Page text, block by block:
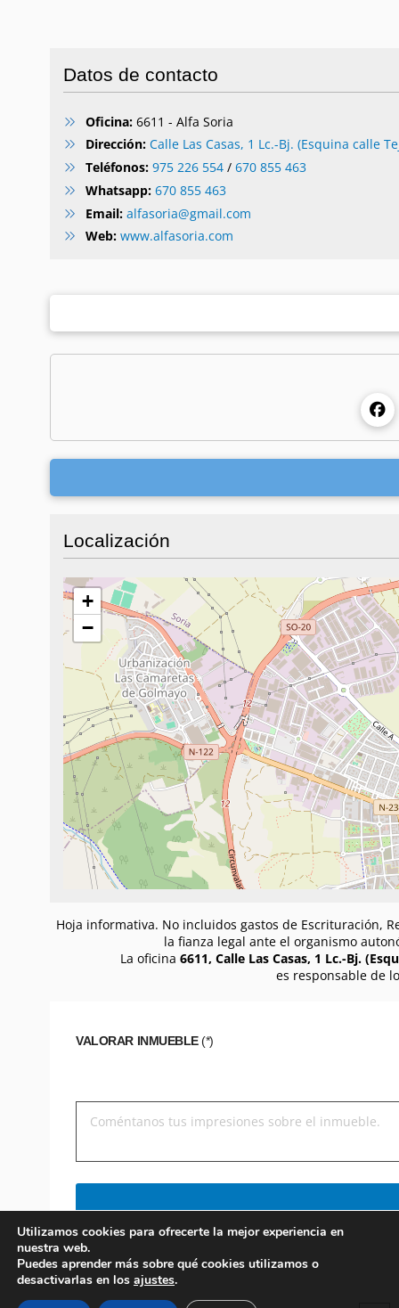
Datos de contacto
Oficina:6611 - Alfa Soria
Dirección: Calle Las Casas, 1 Lc.-Bj. (Esquina calle
Teléfonos: 975 226 554/ 670 855 463
Whatsapp: 670 855 463
Email: alfasoria@gmail.com
Web: www.alfasoria.com
Localización
+
−
Hoja informativa. No incluidos gastos de Escrituración,
la fianza legal ante el organismo
La oficina 6611, Calle Las Casas, 1 Lc.-Bj.
es responsable de
VALORAR INMUEBLE(*)
Utilizamos cookies para ofrecerte la mejor experiencia en
nuestra web.
Puedes aprender más sobre qué cookies utilizamos o
desactivarlas en los ajustes.